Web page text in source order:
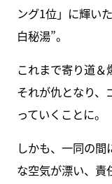
ング1位」に輝い
白秘湯”。
これまで寄り道＆
それが仇となり、
っていくことに。
しかも、一同の
な空気が漂い、責